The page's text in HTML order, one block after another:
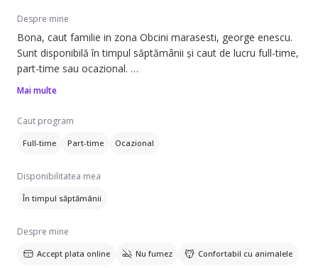
Despre mine
Bona, caut familie in zona Obcini marasesti, george enescu.
Sunt disponibilă în timpul săptămânii și caut de lucru full-time,
part-time sau ocazional.
baie, strâns după copil, îngrijire plante și ajutor la teme. Am
experiență de cel putin 2 ani în îngrijirea copiilor. Pot lucra cu
sugari (0-1 ani), preșcolari (1-3 ani) și copii mai mari (4-6 ani).
Vorbesc engleză și franceză.
Mai multe
Caut program
Full-time Part-time Ocazional
Disponibilitatea mea
În timpul săptămânii
Despre mine
Accept plata online Nu fumez Confortabil cu animalele